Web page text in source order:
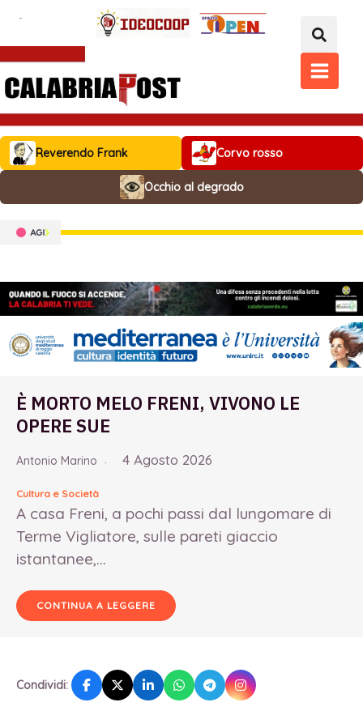
contenuto
MAIN
MENU
Reverendo Frank Corvo rosso
Occhio al degrado
È MORTO MELO FRENI, VIVONO LE
OPERE SUE
Antonio Marino 4 Agosto 2026
Cultura e Società
A casa Freni, a pochi passi dal lungomare di
Terme Vigliatore, sulle pareti giaccio
istantanee,...
CONTINUA A LEGGERE
Condividi: